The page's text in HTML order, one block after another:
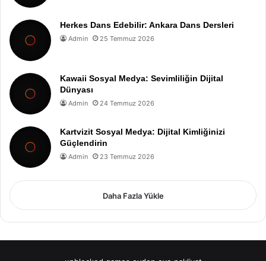
Herkes Dans Edebilir: Ankara Dans Dersleri
Admin 25 Temmuz 2026
Kawaii Sosyal Medya: Sevimliliğin Dijital
Dünyası
Admin 24 Temmuz 2026
Kartvizit Sosyal Medya: Dijital Kimliğinizi
Güçlendirin
Admin 23 Temmuz 2026
Daha Fazla Yükle